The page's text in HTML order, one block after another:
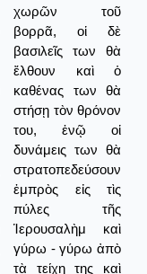
χωρῶν τοῦ
βορρᾶ, οἱ δὲ
βασιλεῖς των θὰ
ἔλθουν καὶ ὁ
καθένας των θὰ
στήσῃ τὸν θρόνον
του, ἐνῷ οἱ
δυνάμεις των θὰ
στρατοπεδεύσουν
ἐμπρὸς εἰς τὶς
πύλες τῆς
Ἱερουσαλὴμ καὶ
γύρω - γύρω ἀπὸ
τὰ τείχη της καὶ